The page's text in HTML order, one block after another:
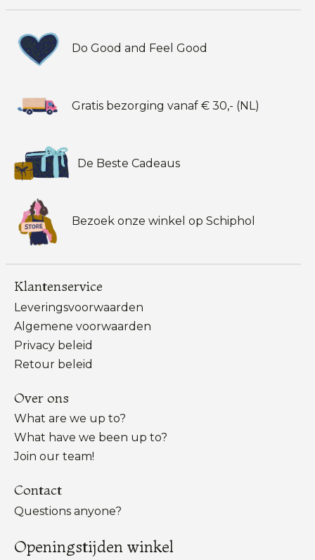
Do Good and Feel Good
Gratis bezorging vanaf € 30,- (NL)
De Beste Cadeaus
Bezoek onze winkel op Schiphol
Klantenservice
Leveringsvoorwaarden
Algemene voorwaarden
Privacy beleid
Retour beleid
Over ons
What are we up to?
What have we been up to?
Join our team!
Contact
Questions anyone?
Openingstijden winkel